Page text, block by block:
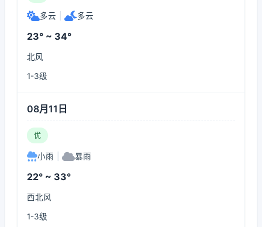
多云 多云
23° ~ 34°
北风
1-3级
08月11日
优
小雨 暴雨
22° ~ 33°
西北风
1-3级